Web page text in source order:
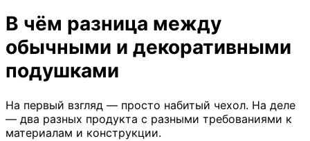
В чём разница между
обычными и декоративными
подушками
На первый взгляд — просто набитый чехол. На деле
— два разных продукта с разными требованиями к
материалам и конструкции.